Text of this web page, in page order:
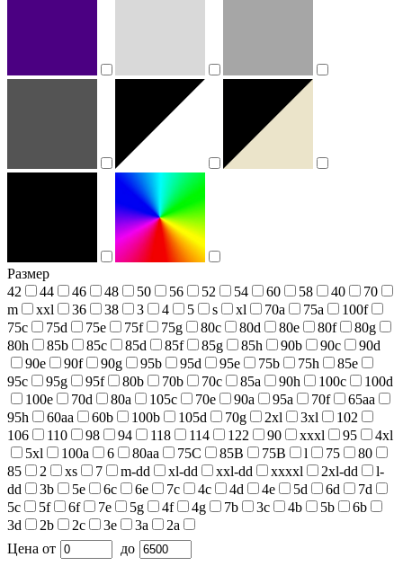
Размер
42
44 46 48 50 56 52 54 60 58 40
70
m
xxl 36 38 3 4 5 s xl 70a 75a
100f
75c
75d 75e 75f 75g 80c 80d 80e 80f
80g
80h
85b 85c 85d 85f 85g 85h 90b 90c
90d
90e
90f 90g 95b 95d 95e 75b 75h
85e
95c
95g 95f 80b 70b 70c 85a 90h 100c
100d
100e
70d 80a 105c 70e 90a 95a 70f
65aa
95h
60aa 60b 100b 105d 70g 2xl 3xl
102
106
110 98 94 118 114 122 90 xxxl 95
4xl
5xl
100a 6 80aa 75С 85В 75В l 75
80
85
2 xs 7 m-dd xl-dd xxl-dd xxxxl 2xl-dd
l-
dd
3b 5e 6c 6e 7c 4c 4d 4e 5d 6d
7d
5c
5f 6f 7e 5g 4f 4g 7b 3c 4b 5b
6b
3d
2b 2c 3e 3a
2a
Цена от до